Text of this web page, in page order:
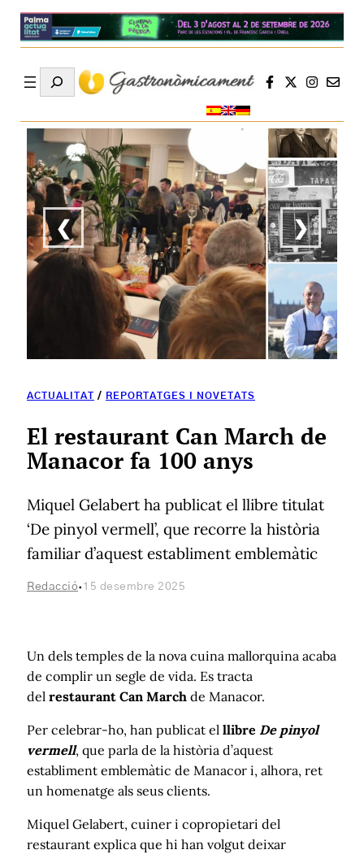
Search
❮ ❯
ACTUALITAT / REPORTATGES I NOVETATS
El restaurant Can March de
Manacor fa 100 anys
Miquel Gelabert ha publicat el llibre titulat
‘De pinyol vermell’, que recorre la història
familiar d’aquest establiment emblemàtic
Redacció· 15 desembre 2025
Un dels temples de la nova cuina mallorquina acaba
de complir un segle de vida. Es tracta
del restaurant Can March de Manacor.
Per celebrar-ho, han publicat el llibre De pinyol
vermell, que parla de la història d’aquest
establiment emblemàtic de Manacor i, alhora, ret
un homenatge als seus clients.
Miquel Gelabert, cuiner i copropietari del
restaurant explica que hi han volgut deixar